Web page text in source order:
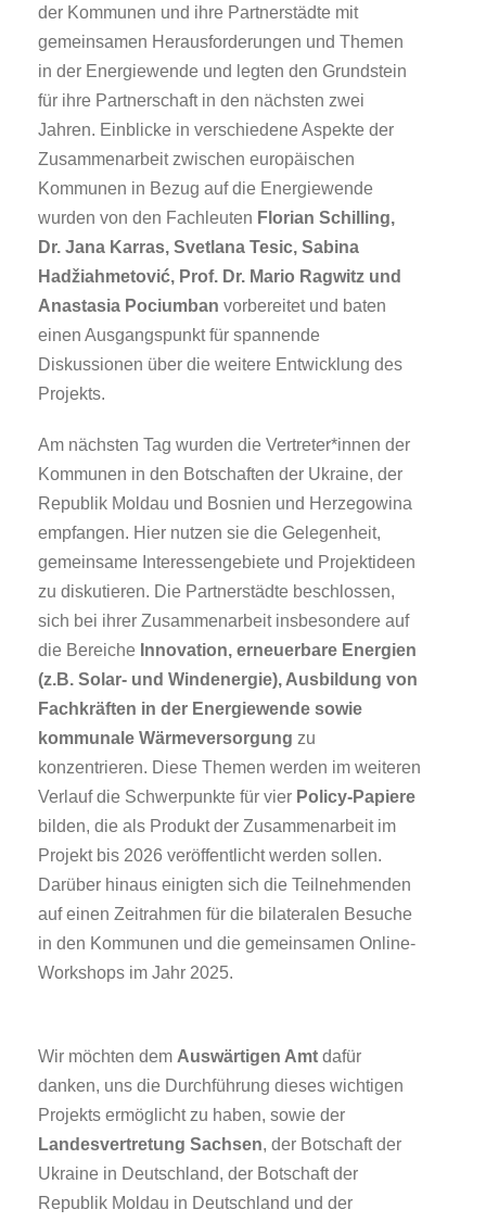
der Kommunen und ihre Partnerstädte mit
gemeinsamen Herausforderungen und Themen
in der Energiewende und legten den Grundstein
für ihre Partnerschaft in den nächsten zwei
Jahren. Einblicke in verschiedene Aspekte der
Zusammenarbeit zwischen europäischen
Kommunen in Bezug auf die Energiewende
wurden von den Fachleuten Florian Schilling,
Dr. Jana Karras, Svetlana Tesic, Sabina
Hadžiahmetović, Prof. Dr. Mario Ragwitz und
Anastasia Pociumban vorbereitet und baten
einen Ausgangspunkt für spannende
Diskussionen über die weitere Entwicklung des
Projekts.
Am nächsten Tag wurden die Vertreter*innen der
Kommunen in den Botschaften der Ukraine, der
Republik Moldau und Bosnien und Herzegowina
empfangen. Hier nutzen sie die Gelegenheit,
gemeinsame Interessengebiete und Projektideen
zu diskutieren. Die Partnerstädte beschlossen,
sich bei ihrer Zusammenarbeit insbesondere auf
die Bereiche Innovation, erneuerbare Energien
(z.B. Solar- und Windenergie), Ausbildung von
Fachkräften in der Energiewende sowie
kommunale Wärmeversorgung zu
konzentrieren. Diese Themen werden im weiteren
Verlauf die Schwerpunkte für vier Policy-Papiere
bilden, die als Produkt der Zusammenarbeit im
Projekt bis 2026 veröffentlicht werden sollen.
Darüber hinaus einigten sich die Teilnehmenden
auf einen Zeitrahmen für die bilateralen Besuche
in den Kommunen und die gemeinsamen Online-
Workshops im Jahr 2025.
Wir möchten dem Auswärtigen Amt dafür
danken, uns die Durchführung dieses wichtigen
Projekts ermöglicht zu haben, sowie der
Landesvertretung Sachsen, der Botschaft der
Ukraine in Deutschland, der Botschaft der
Republik Moldau in Deutschland und der